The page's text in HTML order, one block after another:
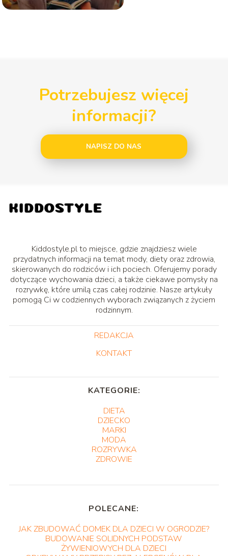
Potrzebujesz więcej
informacji?
NAPISZ DO NAS
Kiddostyle.pl to miejsce, gdzie znajdziesz wiele
przydatnych informacji na temat mody, diety oraz zdrowia,
skierowanych do rodziców i ich pociech. Oferujemy porady
dotyczące wychowania dzieci, a także ciekawe pomysły na
rozrywkę, które umilą czas całej rodzinie. Nasze artykuły
pomogą Ci w codziennych wyborach związanych z życiem
rodzinnym.
REDAKCJA
KONTAKT
KATEGORIE:
DIETA
DZIECKO
MARKI
MODA
ROZRYWKA
ZDROWIE
POLECANE:
JAK ZBUDOWAĆ DOMEK DLA DZIECI W OGRODZIE?
BUDOWANIE SOLIDNYCH PODSTAW
ŻYWIENIOWYCH DLA DZIECI